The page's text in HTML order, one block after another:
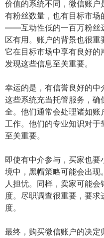
价值的系统不同，微信账户
有粉丝数量，也有目标市
——互动性低的一百万粉丝
区有用。账户的背景也很重
它在目标市场中享有良好的
发现这些信息至关重要。
幸运的是，有信誉良好的中
这些系统充当托管服务，
全。他们通常会处理诸如
工作。他们的专业知识对
至关重要。
即使有中介参与，买家也
境中，黑帽策略可能会出
人担忧。同样，卖家可能
度。尽职调查很重要，要
度。
最终，购买微信账户的决